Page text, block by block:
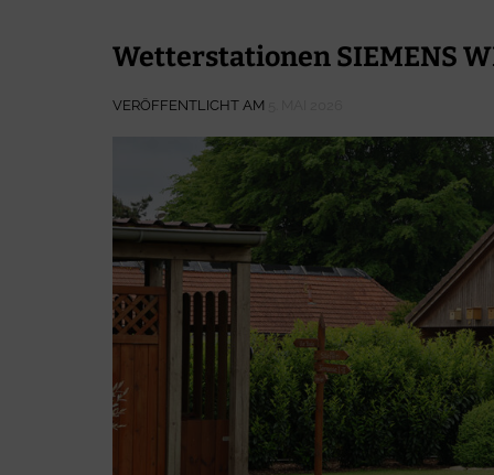
Wetterstationen SIEMENS
VERÖFFENTLICHT AM